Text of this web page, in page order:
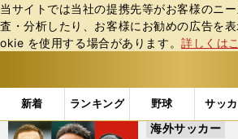
当サイトでは当社の提携先等がお客様のニ
査・分析したり、お客様にお勧めの広告を
okie を使⽤する場合があります。詳しくは
新着 ランキング 野球 サッ
b
ス
ポ
「#コウチーニョ」の最新ニュース
海外サッカー